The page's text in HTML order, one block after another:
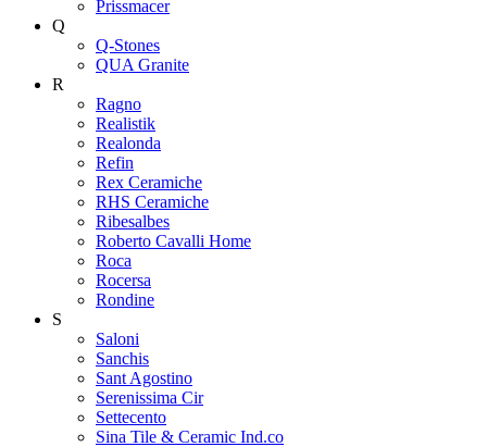
Prissmacer
Q
Q-Stones
QUA Granite
R
Ragno
Realistik
Realonda
Refin
Rex Ceramiche
RHS Ceramiche
Ribesalbes
Roberto Cavalli Home
Roca
Rocersa
Rondine
S
Saloni
Sanchis
Sant Agostino
Serenissima Cir
Settecento
Sina Tile & Ceramic Ind.co